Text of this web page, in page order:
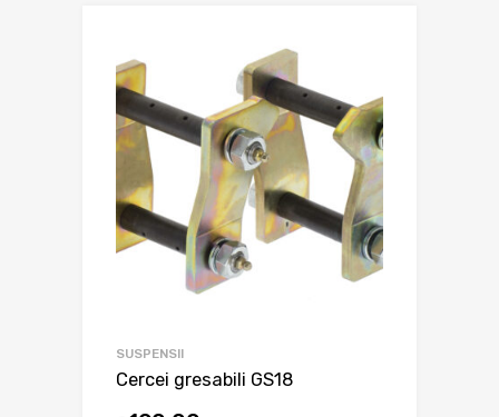
SUSPENSII
Cercei gresabili GS18